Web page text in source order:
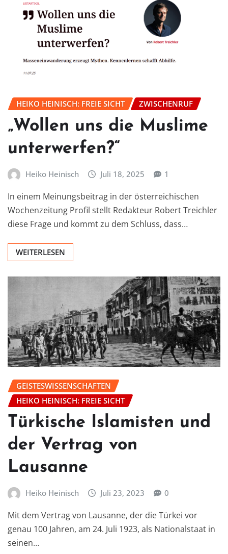
HEIKO HEINISCH: FREIE SICHT ZWISCHENRUF
„Wollen uns die Muslime
unterwerfen?“
Heiko Heinisch Juli 18, 2025 1
In einem Meinungsbeitrag in der österreichischen
Wochenzeitung Profil stellt Redakteur Robert Treichler
diese Frage und kommt zu dem Schluss, dass…
WEITERLESEN
GEISTESWISSENSCHAFTEN
HEIKO HEINISCH: FREIE SICHT
Türkische Islamisten und
der Vertrag von
Lausanne
Heiko Heinisch Juli 23, 2023 0
Mit dem Vertrag von Lausanne, der die Türkei vor
genau 100 Jahren, am 24. Juli 1923, als Nationalstaat in
seinen…